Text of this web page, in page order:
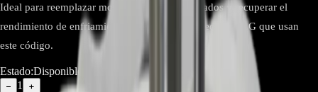
Ideal para reemplazar motores ruidosos o trabados y recuperar el
rendimiento de enfriamiento. Compatible con equipos LG que usan
este código.
Estado:Disponible
− 1 +